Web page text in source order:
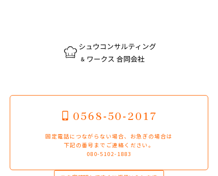
0568-50-2017
固定電話につながらない場合、お急ぎの場合は
下記の番号までご連絡ください。
080-5102-1883